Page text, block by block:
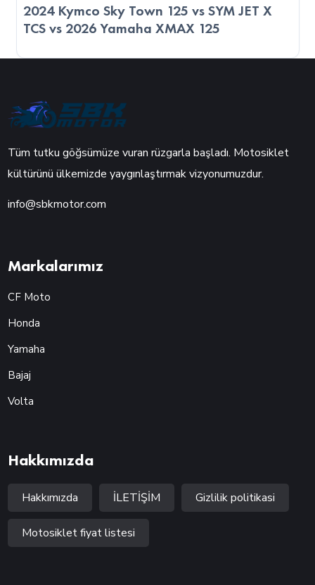
2024 Kymco Sky Town 125 vs SYM JET X
TCS vs 2026 Yamaha XMAX 125
Tüm tutku göğsümüze vuran rüzgarla başladı. Motosiklet
kültürünü ülkemizde yaygınlaştırmak vizyonumuzdur.
info@sbkmotor.com
Markalarımız
CF Moto
Honda
Yamaha
Bajaj
Volta
Hakkımızda
Hakkımızda İLETİŞİM Gizlilik politikasi
Motosiklet fiyat listesi